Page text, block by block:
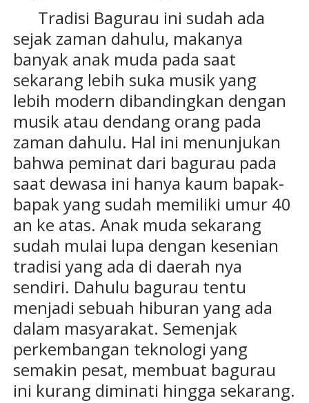
Tradisi Bagurau ini sudah ada
sejak zaman dahulu, makanya
banyak anak muda pada saat
sekarang lebih suka musik yang
lebih modern dibandingkan dengan
musik atau dendang orang pada
zaman dahulu. Hal ini menunjukan
bahwa peminat dari bagurau pada
saat dewasa ini hanya kaum bapak-
bapak yang sudah memiliki umur 40
an ke atas. Anak muda sekarang
sudah mulai lupa dengan kesenian
tradisi yang ada di daerah nya
sendiri. Dahulu bagurau tentu
menjadi sebuah hiburan yang ada
dalam masyarakat. Semenjak
perkembangan teknologi yang
semakin pesat, membuat bagurau
ini kurang diminati hingga sekarang.